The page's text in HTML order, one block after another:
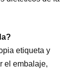
etiqueta y
el embalaje,